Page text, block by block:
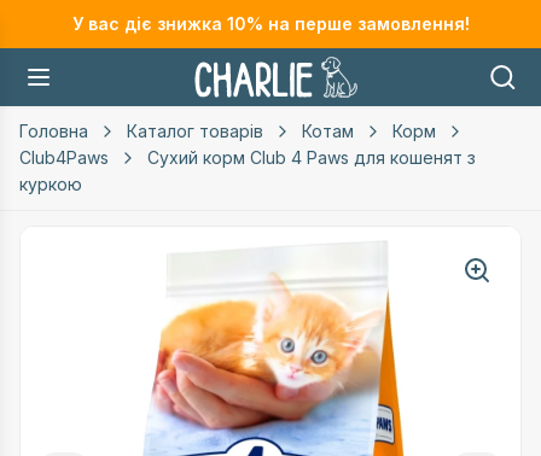
У вас діє знижка 10% на перше замовлення!
Головна Каталог товарів Котам
Корм
Club4Paws
Сухий корм Club 4 Paws для кошенят з
куркою